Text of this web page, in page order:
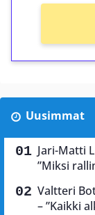
Uusimmat
Jari-Matti
”Miksi
Valtteri
– ”Kaikki